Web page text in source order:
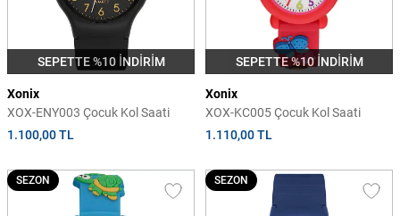
SEPETTE %10 İNDİRİM
Xonix
XOX-ENY003 Çocuk Kol Saati
1.100,00 TL
SEPETTE %10 İNDİRİM
Xonix
XOX-KC005 Çocuk Kol Saati
1.110,00 TL
SEZON SEZON